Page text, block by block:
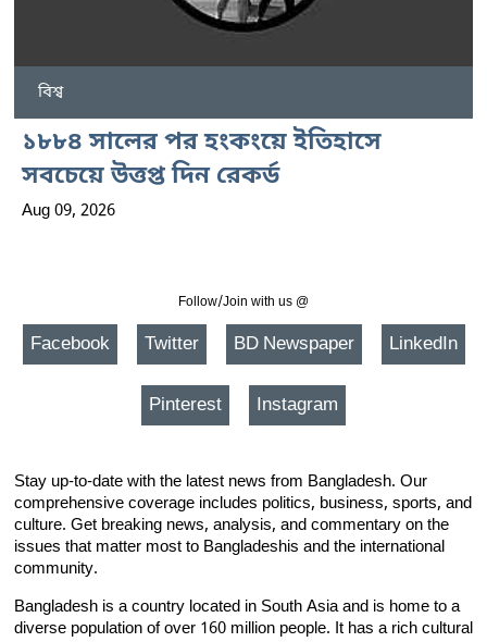
বিশ্ব
১৮৮৪ সালের পর হংকংয়ে ইতিহাসে
সবচেয়ে উত্তপ্ত দিন রেকর্ড
Aug 09, 2026
Follow/Join with us @
Facebook Twitter BD Newspaper LinkedIn
Pinterest Instagram
Stay up-to-date with the latest news from Bangladesh. Our
comprehensive coverage includes politics, business, sports, and
culture. Get breaking news, analysis, and commentary on the
issues that matter most to Bangladeshis and the international
community.
Bangladesh is a country located in South Asia and is home to a
diverse population of over 160 million people. It has a rich cultural